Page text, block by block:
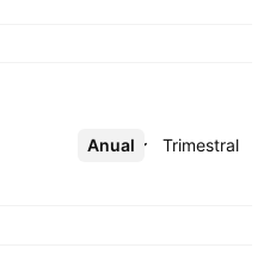
Anual Trimestral
Más